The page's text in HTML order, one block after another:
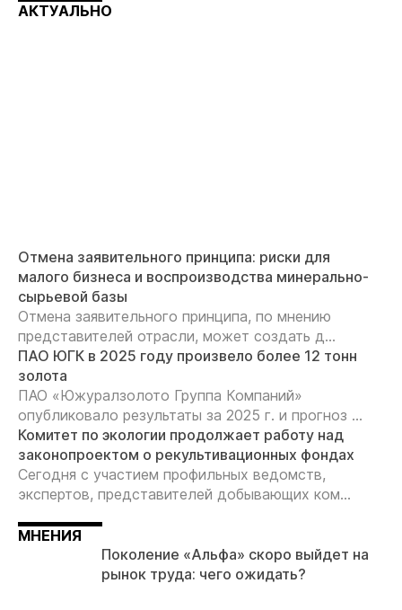
АКТУАЛЬНО
Отмена заявительного принципа: риски для
малого бизнеса и воспроизводства минерально-
сырьевой базы
Отмена заявительного принципа, по мнению
представителей отрасли, может создать д...
ПАО ЮГК в 2025 году произвело более 12 тонн
золота
ПАО «Южуралзолото Группа Компаний»
опубликовало результаты за 2025 г. и прогноз ...
Комитет по экологии продолжает работу над
законопроектом о рекультивационных фондах
Сегодня с участием профильных ведомств,
экспертов, представителей добывающих ком...
МНЕНИЯ
Поколение «Альфа» скоро выйдет на
рынок труда: чего ожидать?